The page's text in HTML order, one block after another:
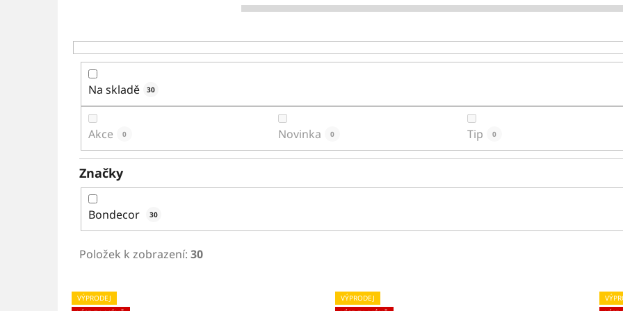
Na skladě 30
Akce 0 Novinka 0 Tip 0
Značky
Bondecor 30
Položek k zobrazení: 30
VVÝPRODEJ
VÝPRODEJ